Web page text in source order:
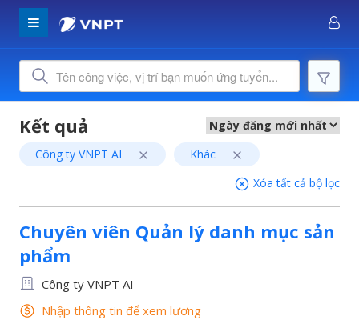
Công ty VNPT AI
Khác
Xóa tất cả bộ lọc
Chuyên viên Quản lý danh mục sản
phẩm
Công ty VNPT AI
Nhập thông tin để xem lương